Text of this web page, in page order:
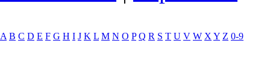
A B C D E F G H I J K L M N O P Q R S T U V W X Y Z 0-9